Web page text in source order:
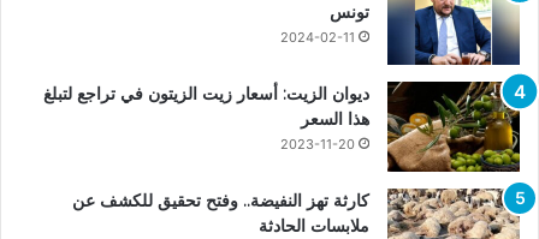
تونس
2024-02-11
ديوان الزيت: أسعار زيت الزيتون في تراجع لتبلغ
هذا السعر
2023-11-20
كارثة تهز النفيضة.. وفتح تحقيق للكشف عن
ملابسات الحادثة